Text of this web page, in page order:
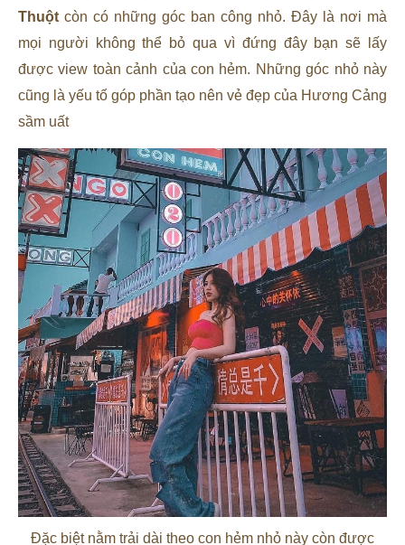
Thuột còn có những góc ban công nhỏ. Đây là nơi mà
mọi người không thể bỏ qua vì đứng đây bạn sẽ lấy
được view toàn cảnh của con hẻm. Những góc nhỏ này
cũng là yếu tố góp phần tạo nên vẻ đẹp của Hương Cảng
sầm uất
Đặc biệt nằm trải dài theo con hẻm nhỏ này còn được